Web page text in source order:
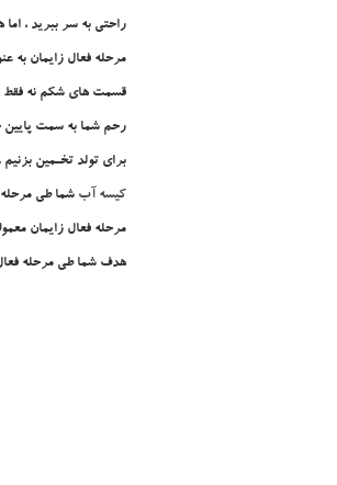
راحتي به سر ببريد ، اما
مرحله فعال زايمان به
قسمت هاي شکم نه فقط
رحم شما به سمت پايين
براي تولد تخـمين بزنيم .
کيسه آب شما طي مرحله
مرحله فعال زايمان
هدف شما طي مرحله فعال